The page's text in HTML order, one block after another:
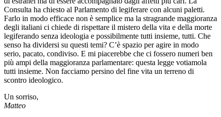
Consulta ha chiesto al Parlamento di legiferare con alcuni paletti.
Farlo in modo efficace non è semplice ma la stragrande maggioranza
degli italiani ci chiede di rispettare il mistero della vita e della morte
legiferando senza ideologia e possibilmente tutti insieme, tutti. Che
senso ha dividersi su questi temi? C’è spazio per agire in modo
serio, pacato, condiviso. E mi piacerebbe che ci fossero numeri ben
più ampi della maggioranza parlamentare: questa legge votiamola
tutti insieme. Non facciamo persino del fine vita un terreno di
scontro ideologico.
Un sorriso,
Matteo